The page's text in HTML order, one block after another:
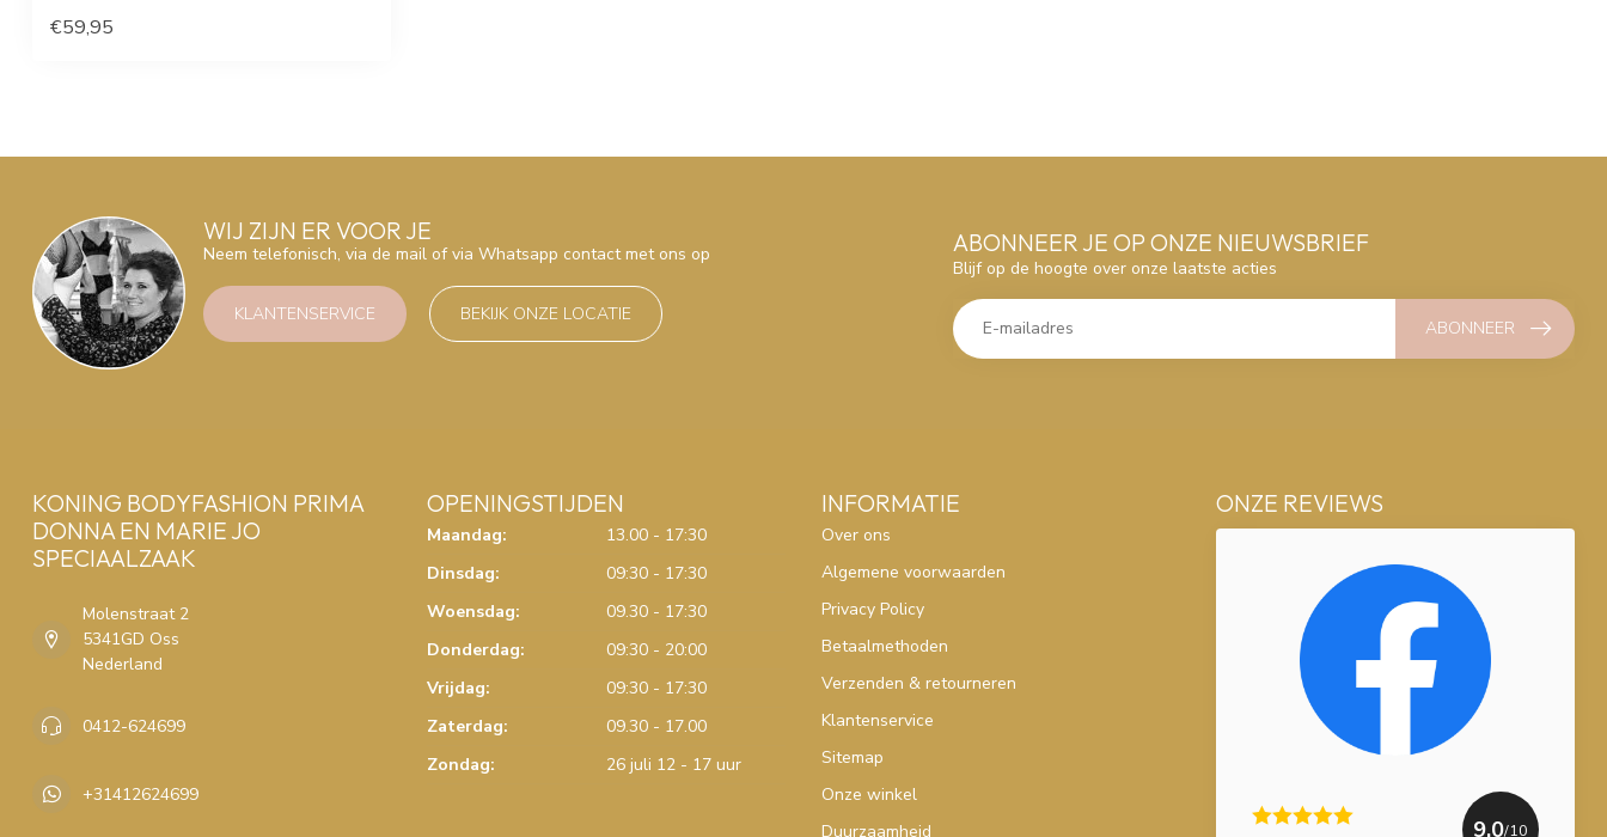
€59,95
WIJ ZIJN ER VOOR JE
Neem telefonisch, via de mail of via Whatsapp contact met ons op
KLANTENSERVICE BEKIJK ONZE LOCATIE
ABONNEER JE OP ONZE NIEUWSBRIEF
Blijf op de hoogte over onze laatste acties
ABONNEER
KONING BODYFASHION PRIMA
DONNA EN MARIE JO
SPECIAALZAAK
Molenstraat 2
5341GD Oss
Nederland
0412-624699
+31412624699
OPENINGSTIJDEN
Maandag:
13.00 - 17:30
Dinsdag:
09:30 - 17:30
Woensdag:
09.30 - 17:30
Donderdag:
09:30 - 20:00
Vrijdag:
09:30 - 17:30
Zaterdag:
09.30 - 17.00
Zondag:
26 juli 12 - 17 uur
INFORMATIE
Over ons
Algemene voorwaarden
Privacy Policy
Betaalmethoden
Verzenden & retourneren
Klantenservice
Sitemap
Onze winkel
Duurzaamheid
ONZE REVIEWS
9.0/10